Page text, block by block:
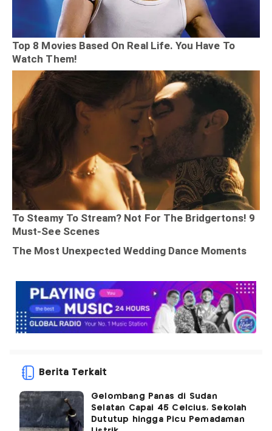
Berita Terkait
Gelombang Panas di Sudan
Selatan Capai 45 Celcius, Sekolah
Dututup hingga Picu Pemadaman